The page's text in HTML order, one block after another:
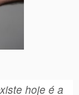
hoje é a